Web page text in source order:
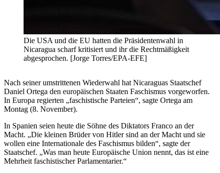
Die USA und die EU hatten die Präsidentenwahl in
Nicaragua scharf kritisiert und ihr die Rechtmäßigkeit
abgesprochen. [Jorge Torres/EPA-EFE]
Nach seiner umstrittenen Wiederwahl hat Nicaraguas Staatschef
Daniel Ortega den europäischen Staaten Faschismus vorgeworfen.
In Europa regierten „faschistische Parteien“, sagte Ortega am
Montag (8. November).
In Spanien seien heute die Söhne des Diktators Franco an der
Macht. „Die kleinen Brüder von Hitler sind an der Macht und sie
wollen eine Internationale des Faschismus bilden“, sagte der
Staatschef. „Was man heute Europäische Union nennt, das ist eine
Mehrheit faschistischer Parlamentarier.“